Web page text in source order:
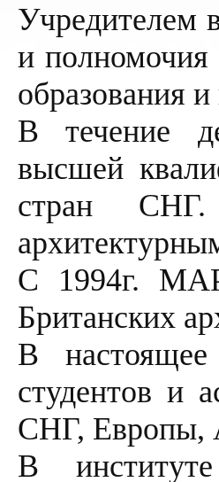
Учредителем
и полномочия
образования
В течение
высшей
стран
С 1994г.
Британских
В
студентов и
СНГ, Европы,
В